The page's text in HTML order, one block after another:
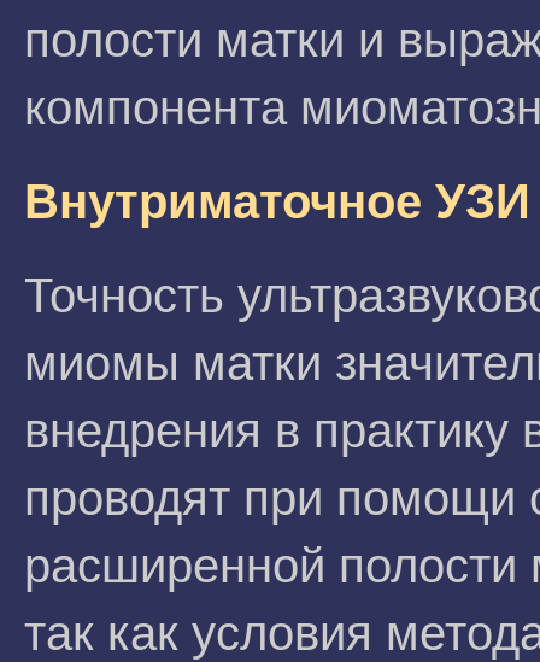
полости матки и
компонента
Внутриматочное
Точность
миомы матки
внедрения в практику
проводят при помощи
расширенной полости
так как условия